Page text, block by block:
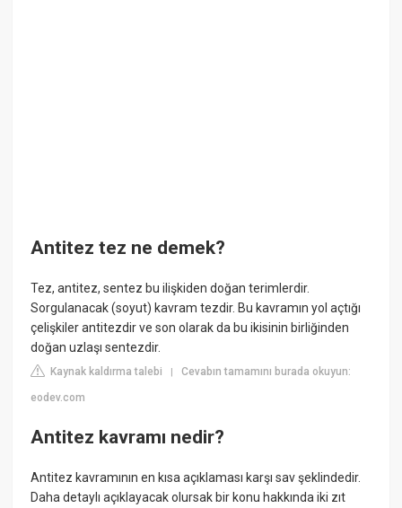
Antitez tez ne demek?
Tez, antitez, sentez bu ilişkiden doğan terimlerdir.
Sorgulanacak (soyut) kavram tezdir. Bu kavramın yol açtığı
çelişkiler antitezdir ve son olarak da bu ikisinin birliğinden
doğan uzlaşı sentezdir.
Kaynak kaldırma talebi |Cevabın tamamını burada okuyun:
eodev.com
Antitez kavramı nedir?
Antitez kavramının en kısa açıklaması karşı sav şeklindedir.
Daha detaylı açıklayacak olursak bir konu hakkında iki zıt